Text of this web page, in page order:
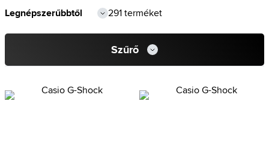
291 terméket
Szűrő